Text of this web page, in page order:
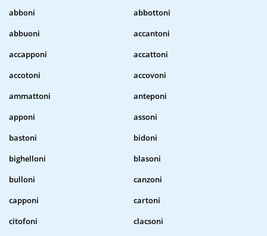
abboni
abbottoni
abbuoni
accantoni
accapponi
accattoni
accotoni
accovoni
ammattoni
anteponi
apponi
assoni
bastoni
bidoni
bighelloni
blasoni
bulloni
canzoni
capponi
cartoni
citofoni
clacsoni